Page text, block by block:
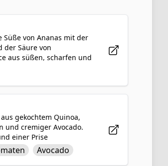
Süße von Ananas mit der
der Säure von
aus süßen, scharfen und
oder einfach nur
traditionellen Salsa, die
gekochtem Quinoa,
und cremiger Avocado.
einer Prise
Salat ist
und sättigenden
Avocado